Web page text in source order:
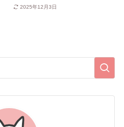
2025年12月3日